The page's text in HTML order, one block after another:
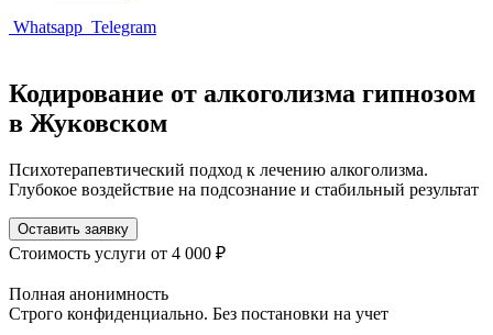
Whatsapp Telegram
Кодирование от алкоголизма гипнозом
в Жуковском
Психотерапевтический подход к лечению алкоголизма.
Глубокое воздействие на подсознание и стабильный результат
Оставить заявку
Стоимость услуги от 4 000 ₽
Полная анонимность
Строго конфиденциально. Без постановки на учет